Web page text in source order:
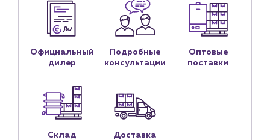
Новости
Блог
Контактные данные
Наши партнёры
Чат-бот
Официальный
дилер
Подробные
консультации
Оптовые
поставки
Склад
Доставка